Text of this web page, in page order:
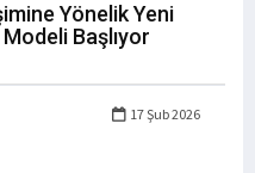
Yönelik Yeni
Başlıyor
17 Şub 2026